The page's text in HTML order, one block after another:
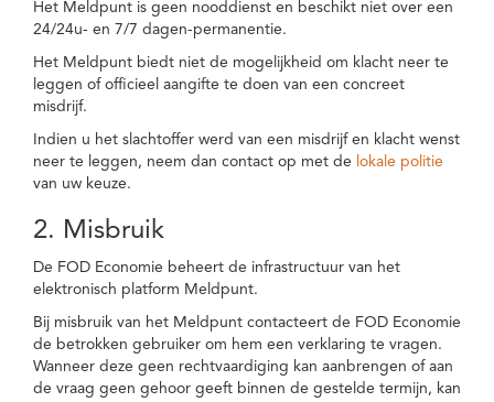
Het Meldpunt is geen nooddienst en beschikt niet over een
24/24u- en 7/7 dagen-permanentie.
Het Meldpunt biedt niet de mogelijkheid om klacht neer te
leggen of officieel aangifte te doen van een concreet
misdrijf.
Indien u het slachtoffer werd van een misdrijf en klacht wenst
neer te leggen, neem dan contact op met de lokale politie
van uw keuze.
2. Misbruik
De FOD Economie beheert de infrastructuur van het
elektronisch platform Meldpunt.
Bij misbruik van het Meldpunt contacteert de FOD Economie
de betrokken gebruiker om hem een verklaring te vragen.
Wanneer deze geen rechtvaardiging kan aanbrengen of aan
de vraag geen gehoor geeft binnen de gestelde termijn, kan